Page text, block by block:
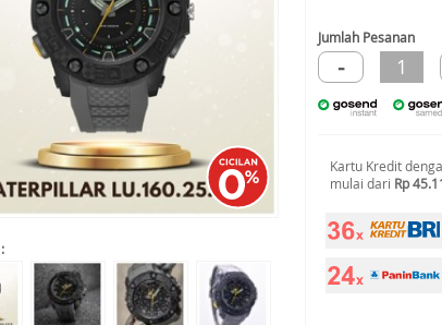
Jumlah Pesanan
- 1
Kartu Kredit
mulai dari Rp